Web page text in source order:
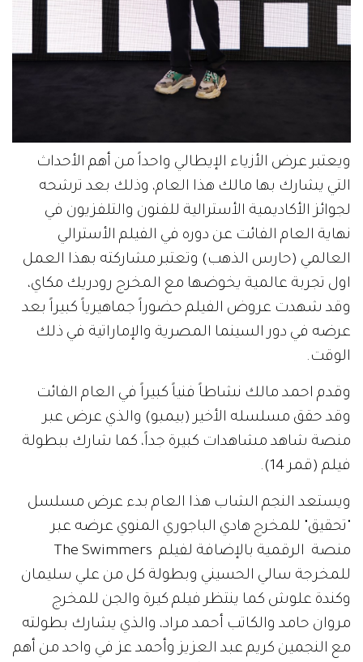
ويعتبر عرض الأزياء الإيطالي واحداً من أهم الأحداث
التي يشارك بها مالك هذا العام، وذلك بعد ترشحه
لجوائز الأكاديمية الأسترالية للفنون والتلفزيون في
نهاية العام الفائت عن دوره في الفيلم الأسترالي
العالمي (حارس الذهب) وتعتبر مشاركته بهذا العمل
اول تجربة عالمية يخوضها مع المخرج رودريك مكاي،
وقد شهدت عروض الفيلم حضوراً جماهيرياً كبيراً بعد
عرضه في دور السينما المصرية والإماراتية في ذلك
الوقت.
وقدم احمد مالك نشاطاً فنياً كبيراً في العام الفائت
وقد حقق مسلسله الأخير (بيمبو) والذي عرض عبر
منصة شاهد مشاهدات كبيرة جداً، كما شارك ببطولة
فيلم (قمر 14).
ويستعد النجم الشاب هذا العام بدء عرض مسلسل
"تحقيق" للمخرج هادي الباجوري المنوي عرضه عبر
منصة الرقمية بالإضافة لفيلم The Swimmers
للمخرجة سالي الحسيني وبطولة كل من علي سليمان
وكندة علوش كما ينتظر فيلم كيرة والجن للمخرج
مروان حامد والكاتب أحمد مراد، والذي يشارك بطولته
مع النجمين كريم عبد العزيز وأحمد عز في واحد من أهم